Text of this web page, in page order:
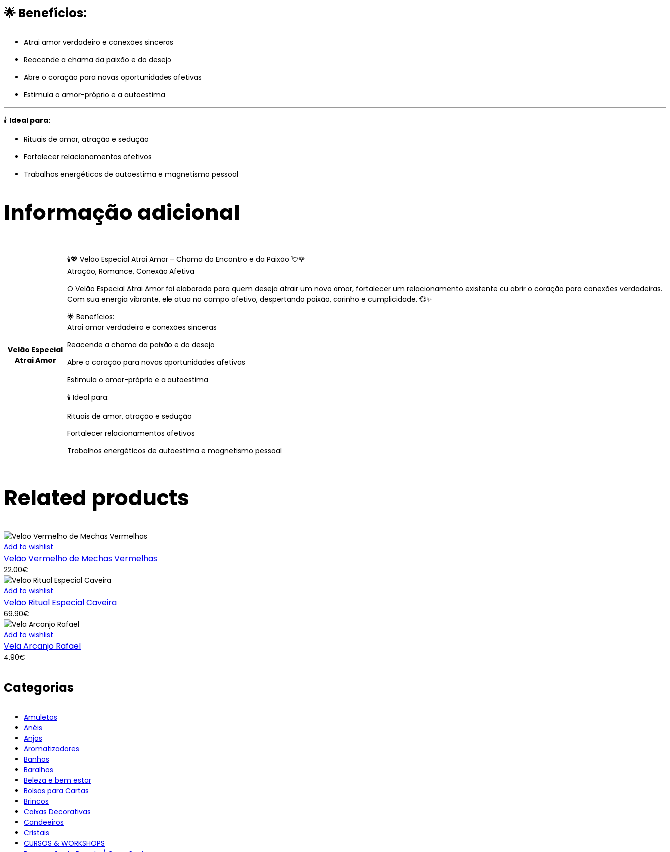
🌟Benefícios:
Atrai amor verdadeiro e conexões sinceras
Reacende a chama da paixão e do desejo
Abre o coração para novas oportunidades afetivas
Estimula o amor-próprio e a autoestima
🕯️ Ideal para:
Rituais de amor, atração e sedução
Fortalecer relacionamentos afetivos
Trabalhos energéticos de autoestima e magnetismo pessoal
Informação adicional
Velão Especial
Atrai Amor
🕯️💖 Velão Especial Atrai Amor – Chama do Encontro e da Paixão 💘🌹
Atração, Romance, Conexão Afetiva
O Velão Especial Atrai Amor foi elaborado para quem deseja atrair um novo amor, fortalecer um relacionamento existente ou abrir o coração para conexões verdadeiras.
Com sua energia vibrante, ele atua no campo afetivo, despertando paixão, carinho e cumplicidade. 💞✨
🌟 Benefícios:
Atrai amor verdadeiro e conexões sinceras
Reacende a chama da paixão e do desejo
Abre o coração para novas oportunidades afetivas
Estimula o amor-próprio e a autoestima
🕯️ Ideal para:
Rituais de amor, atração e sedução
Fortalecer relacionamentos afetivos
Trabalhos energéticos de autoestima e magnetismo pessoal
Related products
Add to wishlist
Velão Vermelho de Mechas Vermelhas
22.00€
Add to wishlist
Velão Ritual Especial Caveira
69.90€
Add to wishlist
Vela Arcanjo Rafael
4.90€
Categorias
Amuletos
Anéis
Anjos
Aromatizadores
Banhos
Baralhos
Beleza e bem estar
Bolsas para Cartas
Brincos
Caixas Decorativas
Candeeiros
Cristais
CURSOS & WORKSHOPS